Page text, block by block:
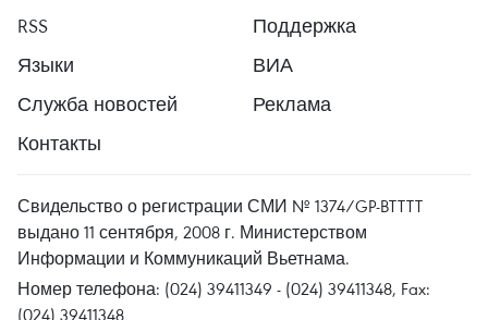
RSS
Поддержка
Языки
ВИА
Служба новостей
Реклама
Контакты
Свидельство о регистрации СМИ № 1374/GP-BTTTT
выдано 11 сентября, 2008 г. Министерством
Информации и Коммуникаций Вьетнама.
Номер телефона: (024) 39411349 - (024) 39411348, Fax:
(024) 39411348